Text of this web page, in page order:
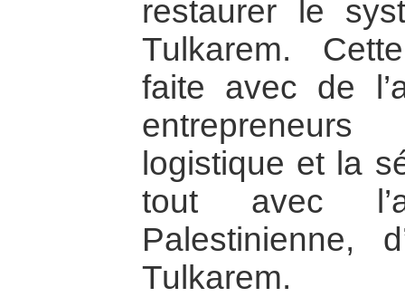
restaurer le
Tulkarem.
faite avec de
logistique et la
tout avec
Palestinienne,
Tulkarem.